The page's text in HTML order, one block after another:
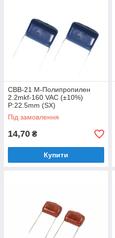
CBB-21 M-Полипропилен
2.2mkf-160 VAC (±10%)
P:22.5mm (SX)
Під замовлення
14,70 ₴
Купити